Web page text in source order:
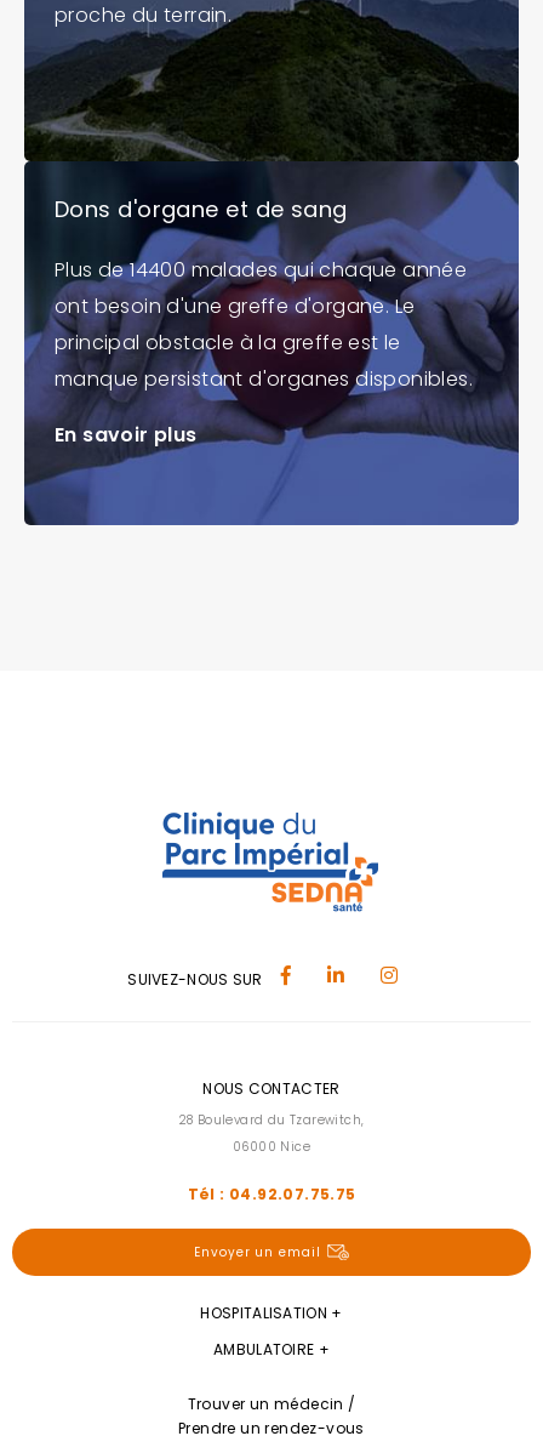
proche du terrain.
Dons d'organe et de sang
Plus de 14400 malades qui chaque année
ont besoin d'une greffe d'organe. Le
principal obstacle à la greffe est le
manque persistant d'organes disponibles.
En savoir plus
SUIVEZ-NOUS SUR
NOUS CONTACTER
28 Boulevard du Tzarewitch,
06000 Nice
Tél : 04.92.07.75.75
Envoyer un email
HOSPITALISATION
AMBULATOIRE
Trouver un médecin /
Prendre un rendez-vous